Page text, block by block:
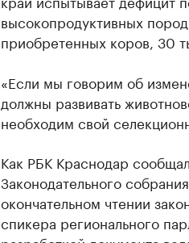
высокопродуктивных
приобретенных коров, 30
«Если мы говорим об
должны развивать
необходим свой
Как РБК Краснодар
Законодательного
окончательном чтении
спикера регионального